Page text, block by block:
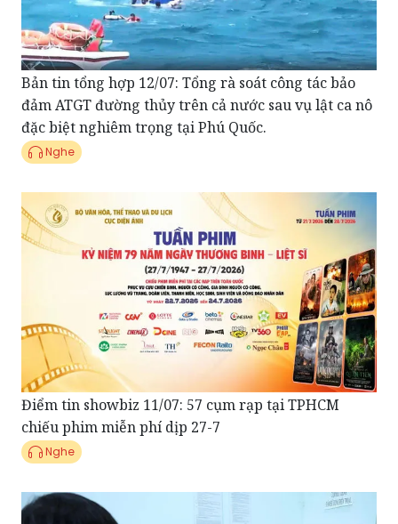
Bản tin tổng hợp 12/07: Tổng rà soát công tác bảo
đảm ATGT đường thủy trên cả nước sau vụ lật ca nô
đặc biệt nghiêm trọng tại Phú Quốc.
Nghe
Điểm tin showbiz 11/07: 57 cụm rạp tại TPHCM
chiếu phim miễn phí dịp 27-7
Nghe